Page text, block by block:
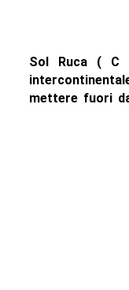
Sol Ruca ( C
mettere fuori